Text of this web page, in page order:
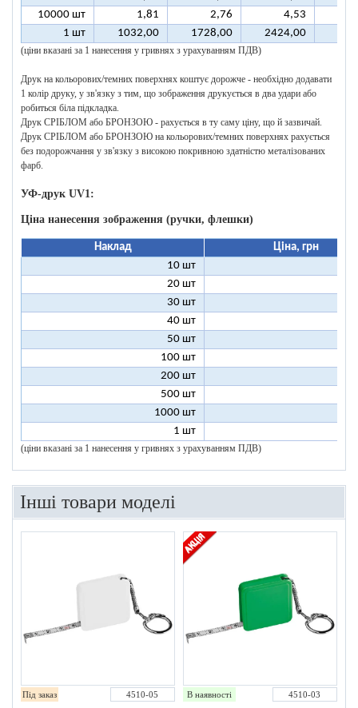
10000 шт
1,81 2,76 4,53
1 шт
1032,00 1728,00 2424,00
(ціни вказані за 1 нанесення у гривнях з урахуванням ПДВ)
Друк на кольорових/темних поверхнях коштує дорожче - необхідно додавати
1 колір друку, у зв'язку з тим, що зображення друкується в два удари або
робиться біла підкладка.
Друк СРІБЛОМ або БРОНЗОЮ - рахується в ту саму ціну, що й зазвичай.
Друк СРІБЛОМ або БРОНЗОЮ на кольорових/темних поверхнях рахується
без подорожчання у зв'язку з високою покривною здатністю металізованих
фарб.
УФ-друк UV1:
Ціна нанесення зображення (ручки, флешки)
Наклад
Ціна, грн
10 шт
20 шт
30 шт
40 шт
50 шт
100 шт
200 шт
500 шт
1000 шт
1 шт
(ціни вказані за 1 нанесення у гривнях з урахуванням ПДВ)
Інші товари моделі
Під заказ 4510-05 В наявності 4510-03